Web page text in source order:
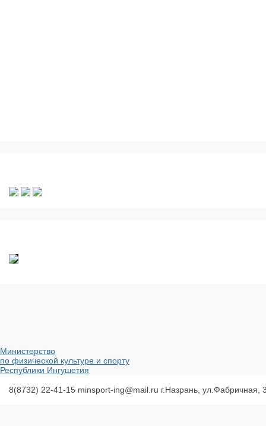
Министерство
по физической культуре и спорту
Республики Ингушетия
8(8732) 22-41-15 minsport-ing@mail.ru г.Назрань, ул.Фабричная,